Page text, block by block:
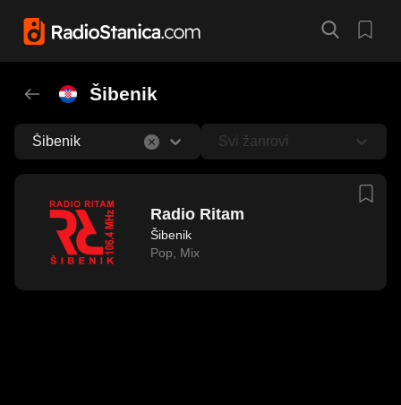
Šibenik
Šibenik Svi žanrovi
Radio Ritam
Šibenik
Pop
Mix